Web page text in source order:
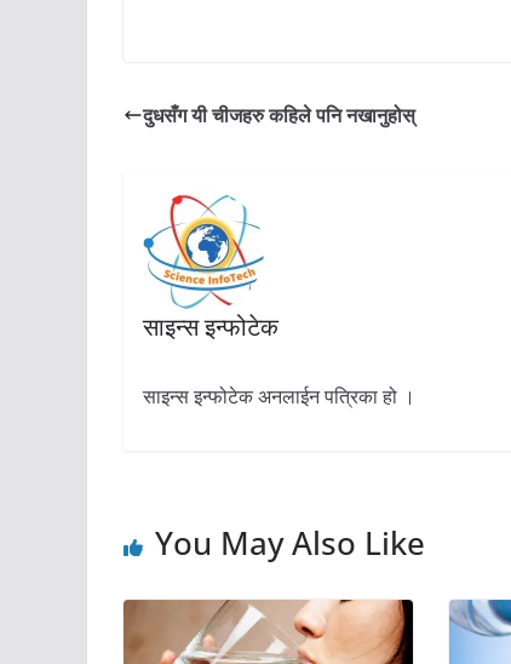
दुधसँग यी चीजहरु कहिले पनि नखानुहोस्
साइन्स इन्फोटेक
साइन्स इन्फोटेक अनलाईन पत्रिका हो ।
You May Also Like